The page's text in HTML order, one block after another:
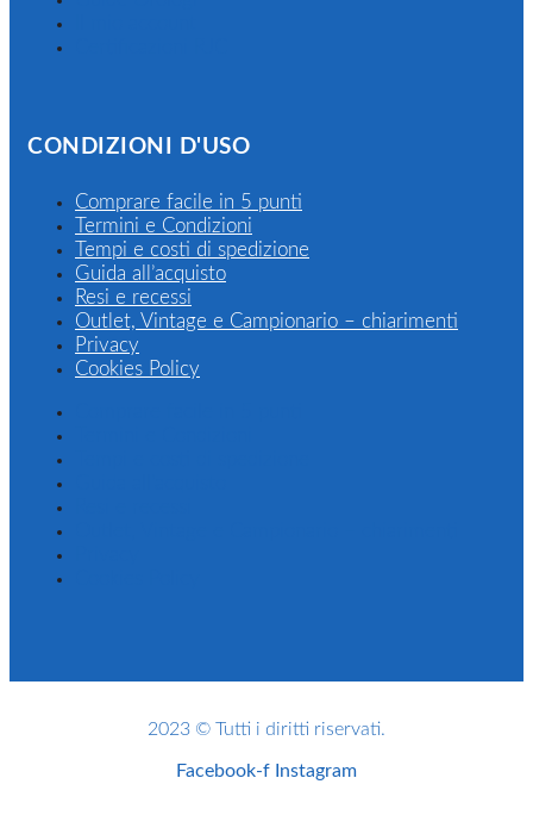
CONDIZIONI D'USO
Comprare facile in 5 punti
Termini e Condizioni
Tempi e costi di spedizione
Guida all’acquisto
Resi e recessi
Outlet, Vintage e Campionario – chiarimenti
Privacy
Cookies Policy
2023 © Tutti i diritti riservati.
Facebook-f Instagram